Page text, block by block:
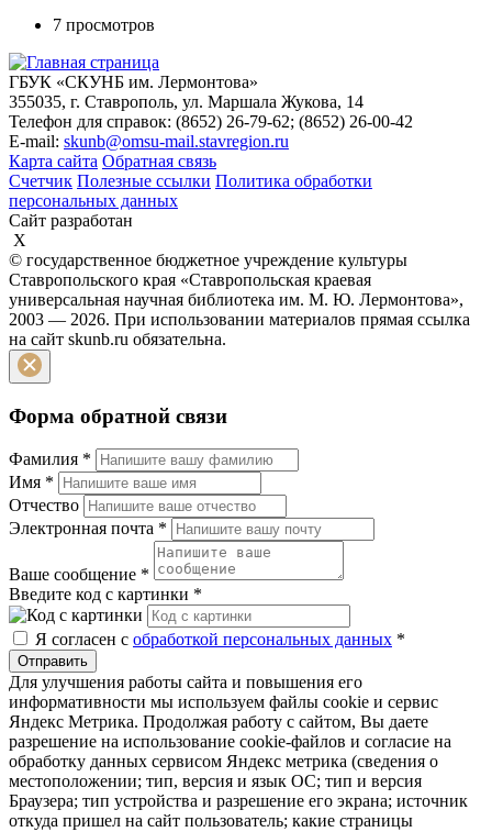
7 просмотров
ГБУК «СКУНБ им. Лермонтова»
355035, г. Ставрополь, ул. Маршала Жукова, 14
Телефон для справок: (8652) 26-79-62; (8652) 26-00-42
E-mail: skunb@omsu-mail.stavregion.ru
Карта сайта Обратная связь
Счетчик Полезные ссылки Политика обработки
персональных данных
Сайт разработан
X
© государственное бюджетное учреждение культуры
Ставропольского края «Ставропольская краевая
универсальная научная библиотека им. М. Ю. Лермонтова»,
2003 — 2026. При использовании материалов прямая ссылка
на сайт skunb.ru обязательна.
Форма обратной связи
Фамилия *
Имя *
Отчество
Электронная почта *
Ваше сообщение *
Введите код с картинки *
Я согласен с обработкой персональных данных *
Отправить
Для улучшения работы сайта и повышения его
информативности мы используем файлы cookie и сервис
Яндекс Метрика. Продолжая работу с сайтом, Вы даете
разрешение на использование cookie-файлов и согласие на
обработку данных сервисом Яндекс метрика (сведения о
местоположении; тип, версия и язык ОС; тип и версия
Браузера; тип устройства и разрешение его экрана; источник
откуда пришел на сайт пользователь; какие страницы